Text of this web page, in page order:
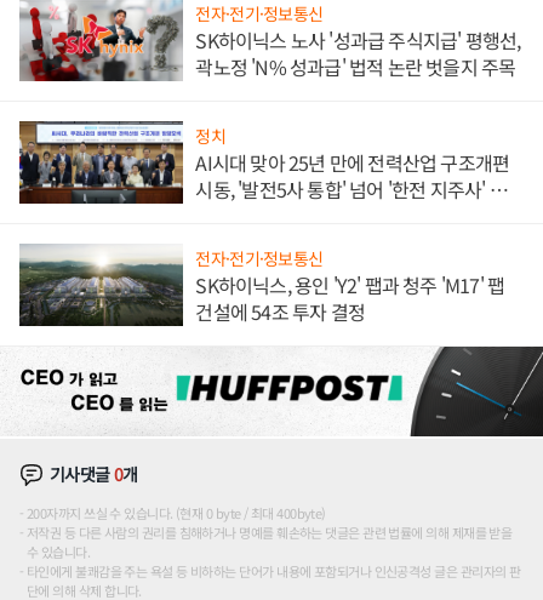
전자·전기·정보통신
SK하이닉스 노사 '성과급 주식지급' 평행선,
곽노정 'N% 성과급' 법적 논란 벗을지 주목
정치
AI시대 맞아 25년 만에 전력산업 구조개편
시동, '발전5사 통합' 넘어 '한전 지주사' 재편
전자·전기·정보통신
SK하이닉스, 용인 'Y2' 팹과 청주 'M17' 팹
건설에 54조 투자 결정
기사댓글0개
200자까지 쓰실 수 있습니다. (현재 0 byte / 최대 400byte)
저작권 등 다른 사람의 권리를 침해하거나 명예를 훼손하는 댓글은 관련 법률에 의해 제재를 받을
수 있습니다.
타인에게 불쾌감을 주는 욕설 등 비하하는 단어가 내용에 포함되거나 인신공격성 글은 관리자의 판
단에 의해 삭제 합니다.